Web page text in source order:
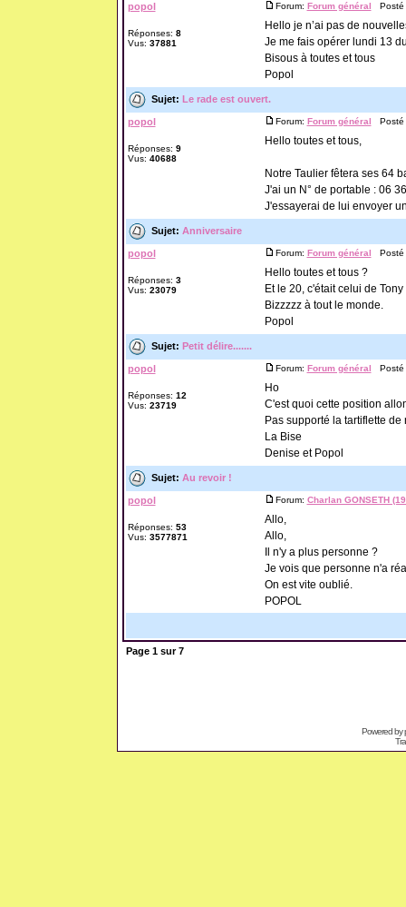
popol
Réponses: 8
Vus: 37881
Forum: Forum général Posté
Hello je n’ai pas de
Je me fais opérer lundi 13
Bisous à toutes et tous
Popol
Sujet: Le rade est ouvert.
popol
Réponses: 9
Vus: 40688
Forum: Forum général Posté
Hello toutes et tous,
Notre Taulier fêtera ses 64
J'ai un N° de portable : 06
J'essayerai de lui envoyer
Sujet: Anniversaire
popol
Réponses: 3
Vus: 23079
Forum: Forum général Posté
Hello toutes et tous ?
Et le 20, c'était celui de Tony
Bizzzzz à tout le monde.
Popol
Sujet: Petit délire.......
popol
Réponses: 12
Vus: 23719
Forum: Forum général Posté
Ho
C'est quoi cette position
Pas supporté la tartiflette de
La Bise
Denise et Popol
Sujet: Au revoir !
popol
Réponses: 53
Vus: 3577871
Forum: Charlan GONSETH
Allo,
Allo,
Il n'y a plus personne ?
Je vois que personne n'a
On est vite oublié.
POPOL
Page 1sur7
Powered by